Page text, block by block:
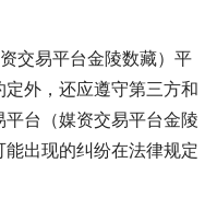
交易平台金陵数藏）平
外，还应遵守第三方和
台（媒资交易平台金陵
出现的纠纷在法律规定